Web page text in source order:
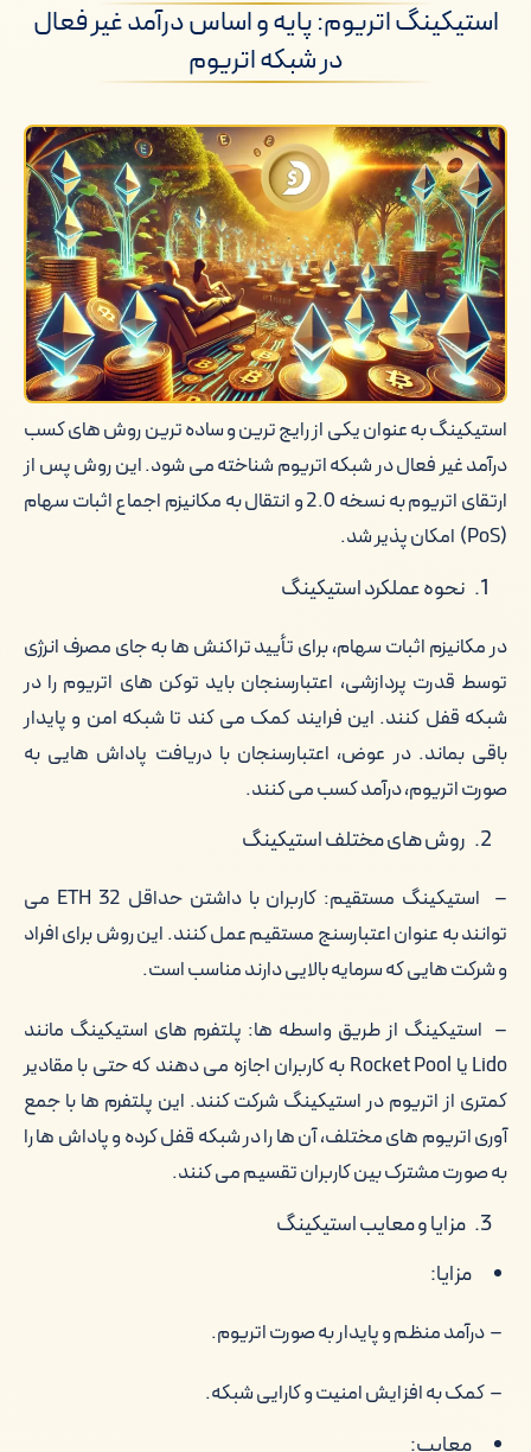
ییلد فارمینگ: کشاورزی دیجیتال با
استفاده از پلتفرم های دیفای
وام دهی در پروژه های دیفای: یک روش
پایدار و امن برای درآمد غیر فعال
مشارکت در قراردادهای هوشمند و پروژه
های DAO: استفاده از نوآوری های اتریوم
نقش دیجی دلار در خرید و فروش و
مدیریت اتریوم
کلام آخر
استیکینگ اتریوم: پایه و اساس درآمد غیر فعال
در شبکه اتریوم
استیکینگ به عنوان یکی از رایج ترین و ساده ترین روش های کسب
درآمد غیر فعال در شبکه اتریوم شناخته می شود. این روش پس از
ارتقای اتریوم به نسخه 2.0 و انتقال به مکانیزم اجماع اثبات سهام
(PoS) امکان پذیر شد.
نحوه عملکرد استیکینگ
در مکانیزم اثبات سهام، برای تأیید تراکنش ها به جای مصرف انرژی
توسط قدرت پردازشی، اعتبارسنجان باید توکن های اتریوم را در
شبکه قفل کنند. این فرایند کمک می کند تا شبکه امن و پایدار
باقی بماند. در عوض، اعتبارسنجان با دریافت پاداش هایی به
صورت اتریوم، درآمد کسب می کنند.
روش های مختلف استیکینگ
– استیکینگ مستقیم: کاربران با داشتن حداقل 32 ETH می
توانند به عنوان اعتبارسنج مستقیم عمل کنند. این روش برای افراد
و شرکت هایی که سرمایه بالایی دارند مناسب است.
– استیکینگ از طریق واسطه ها: پلتفرم های استیکینگ مانند
Lido یا Rocket Pool به کاربران اجازه می دهند که حتی با مقادیر
کمتری از اتریوم در استیکینگ شرکت کنند. این پلتفرم ها با جمع
آوری اتریوم های مختلف، آن ها را در شبکه قفل کرده و پاداش ها را
به صورت مشترک بین کاربران تقسیم می کنند.
مزایا و معایب استیکینگ
مزایا:
– درآمد منظم و پایدار به صورت اتریوم.
– کمک به افزایش امنیت و کارایی شبکه.
معایب: